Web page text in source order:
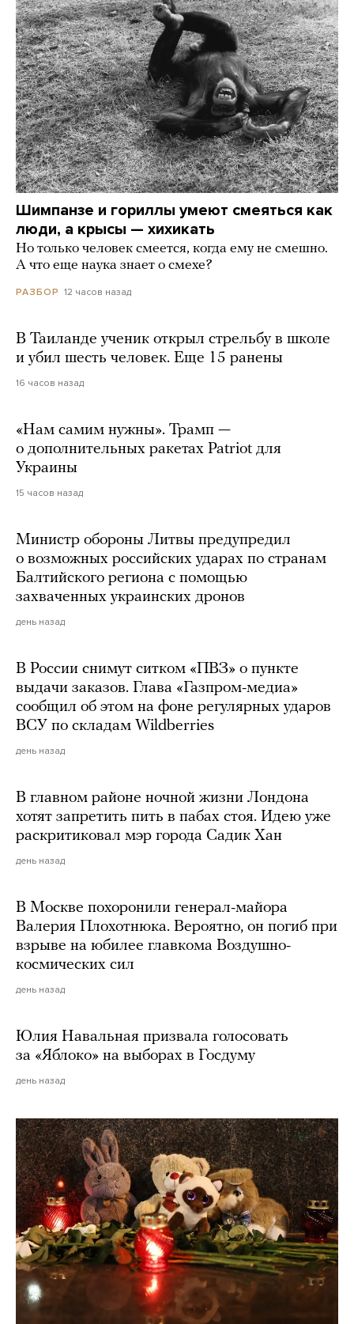
Шимпанзе и гориллы умеют смеяться как
люди, а крысы — хихикать
Но только человек смеется, когда ему не смешно.
А что еще наука знает о смехе?
РАЗБОР 12 часов назад
В Таиланде ученик открыл стрельбу в школе
и убил шесть человек. Еще 15 ранены
16 часов назад
«Нам самим нужны». Трамп —
о дополнительных ракетах Patriot для
Украины
15 часов назад
Министр обороны Литвы предупредил
о возможных российских ударах по странам
Балтийского региона с помощью
захваченных украинских дронов
день назад
В России снимут ситком «ПВЗ» о пункте
выдачи заказов. Глава «Газпром-медиа»
сообщил об этом на фоне регулярных ударов
ВСУ по складам Wildberries
день назад
В главном районе ночной жизни Лондона
хотят запретить пить в пабах стоя. Идею уже
раскритиковал мэр города Садик Хан
день назад
В Москве похоронили генерал-майора
Валерия Плохотнюка. Вероятно, он погиб при
взрыве на юбилее главкома Воздушно-
космических сил
день назад
Юлия Навальная призвала голосовать
за «Яблоко» на выборах в Госдуму
день назад